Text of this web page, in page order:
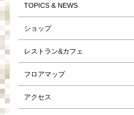
TOPICS & NEWS
ショップ
レストラン&カフェ
フロアマップ
アクセス